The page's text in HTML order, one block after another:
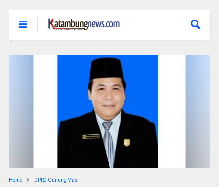
Home DPRD Gunung Mas